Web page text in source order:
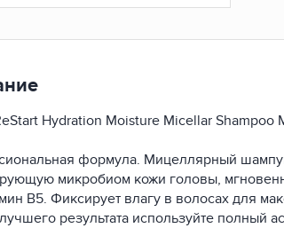
Hydration Moisture Micellar
формула. Мицеллярный
микробиом кожи головы,
В5. Фиксирует влагу в волосах для
результата используйте полный